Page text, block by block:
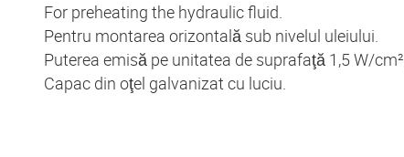
For preheating the hydraulic fluid.
Pentru montarea orizontală sub nivelul uleiului.
Puterea emisă pe unitatea de suprafaţă 1,5 W/
Capac din oţel galvanizat cu luciu.